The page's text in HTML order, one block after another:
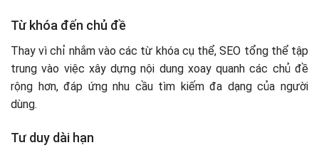
Từ khóa đến chủ đề
Thay vì chỉ nhắm vào các từ khóa cụ thể, SEO tổng thể tập
trung vào việc xây dựng nội dung xoay quanh các chủ đề
rộng hơn, đáp ứng nhu cầu tìm kiếm đa dạng của người
dùng.
Tư duy dài hạn